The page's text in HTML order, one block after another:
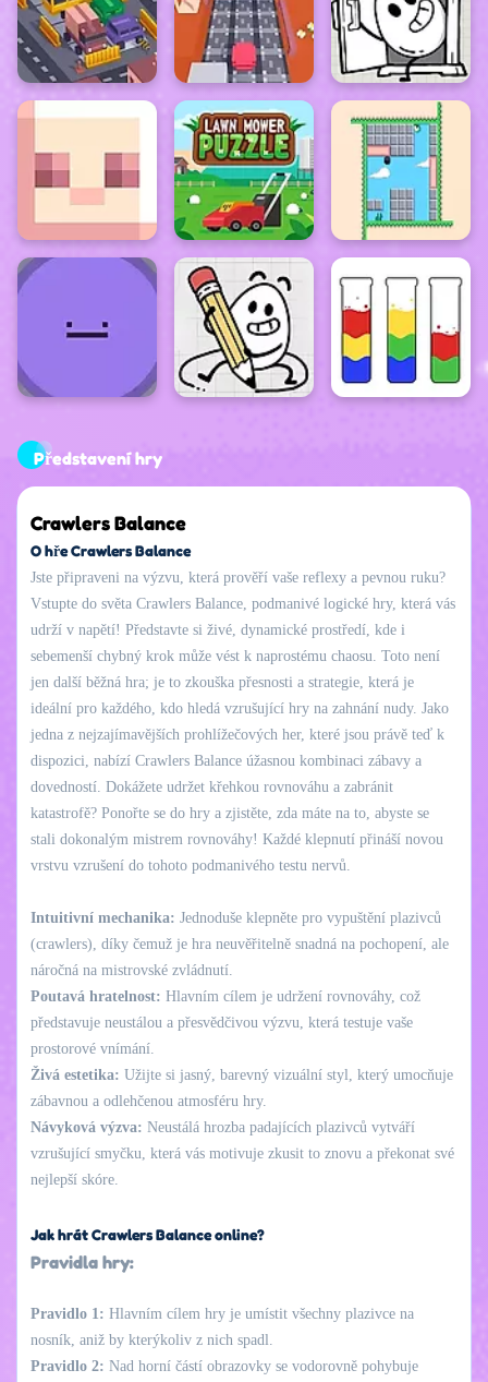
Představení hry
Crawlers Balance
O hře Crawlers Balance
Jste připraveni na výzvu, která prověří vaše reflexy a pevnou ruku?
Vstupte do světa Crawlers Balance, podmanivé logické hry, která vás
udrží v napětí! Představte si živé, dynamické prostředí, kde i
sebemenší chybný krok může vést k naprostému chaosu. Toto není
jen další běžná hra; je to zkouška přesnosti a strategie, která je
ideální pro každého, kdo hledá vzrušující hry na zahnání nudy. Jako
jedna z nejzajímavějších prohlížečových her, které jsou právě teď k
dispozici, nabízí Crawlers Balance úžasnou kombinaci zábavy a
dovedností. Dokážete udržet křehkou rovnováhu a zabránit
katastrofě? Ponořte se do hry a zjistěte, zda máte na to, abyste se
stali dokonalým mistrem rovnováhy! Každé klepnutí přináší novou
vrstvu vzrušení do tohoto podmanivého testu nervů.
Intuitivní mechanika: Jednoduše klepněte pro vypuštění plazivců
(crawlers), díky čemuž je hra neuvěřitelně snadná na pochopení, ale
náročná na mistrovské zvládnutí.
Poutavá hratelnost: Hlavním cílem je udržení rovnováhy, což
představuje neustálou a přesvědčivou výzvu, která testuje vaše
prostorové vnímání.
Živá estetika: Užijte si jasný, barevný vizuální styl, který umocňuje
zábavnou a odlehčenou atmosféru hry.
Návyková výzva: Neustálá hrozba padajících plazivců vytváří
vzrušující smyčku, která vás motivuje zkusit to znovu a překonat své
nejlepší skóre.
Jak hrát Crawlers Balance online?
Pravidla hry:
Pravidlo 1: Hlavním cílem hry je umístit všechny plazivce na
nosník, aniž by kterýkoliv z nich spadl.
Pravidlo 2: Nad horní částí obrazovky se vodorovně pohybuje